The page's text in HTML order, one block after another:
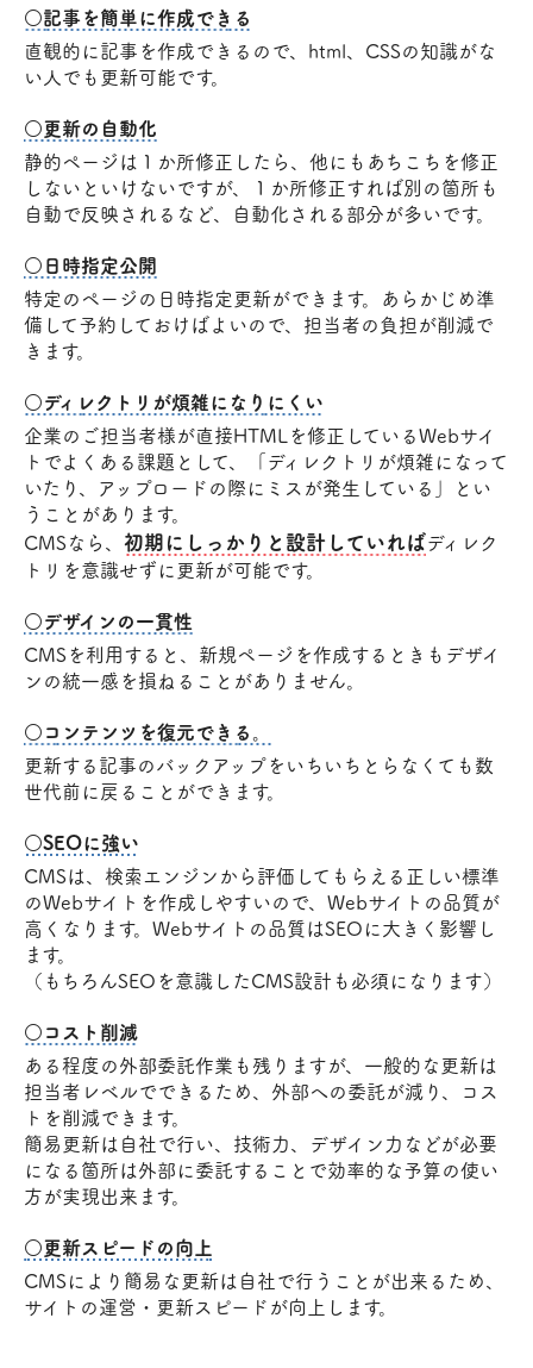
○記事を簡単に作成できる
直観的に記事を作成できるので、html、CSSの知識がな
い人でも更新可能です。
○更新の自動化
静的ページは１か所修正したら、他にもあちこちを修正
しないといけないですが、１か所修正すれば別の箇所も
自動で反映されるなど、自動化される部分が多いです。
○日時指定公開
特定のページの日時指定更新ができます。あらかじめ準
備して予約しておけばよいので、担当者の負担が削減で
きます。
○ディレクトリが煩雑になりにくい
企業のご担当者様が直接HTMLを修正しているWebサイ
トでよくある課題として、「ディレクトリが煩雑になって
いたり、アップロードの際にミスが発生している」とい
うことがあります。
CMSなら、 初期にしっかりと設計していればディレク
トリを意識せずに更新が可能です。
○デザインの一貫性
CMSを利用すると、新規ページを作成するときもデザイ
ンの統一感を損ねることがありません。
○コンテンツを復元できる。
更新する記事のバックアップをいちいちとらなくても数
世代前に戻ることができます。
○SEOに強い
CMSは、検索エンジンから評価してもらえる正しい標準
のWebサイトを作成しやすいので、Webサイトの品質が
高くなります。Webサイトの品質はSEOに大きく影響し
ます。
（もちろんSEOを意識したCMS設計も必須になります）
○コスト削減
ある程度の外部委託作業も残りますが、一般的な更新は
担当者レベルでできるため、外部への委託が減り、コス
トを削減できます。
簡易更新は自社で行い、技術力、デザイン力などが必要
になる箇所は外部に委託することで効率的な予算の使い
方が実現出来ます。
○更新スピードの向上
CMSにより簡易な更新は自社で行うことが出来るため、
サイトの運営・更新スピードが向上します。